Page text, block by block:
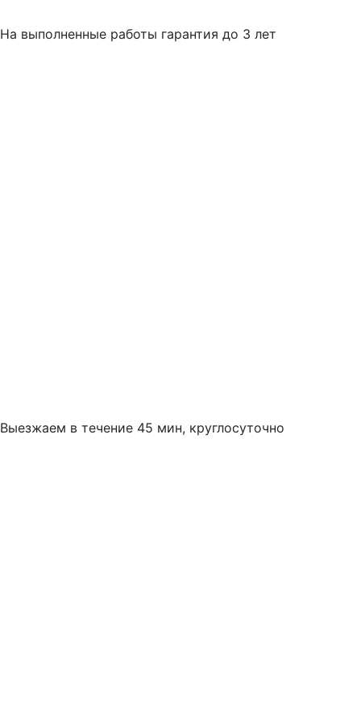
На выполненные работы гарантия до 3 лет
Выезжаем в течение 45 мин, круглосуточно